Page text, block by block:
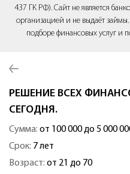
437 ГК РФ). Сайт не является
организацией и не выдаёт
подборе финансовых услуг и
РЕШЕНИЕ ВСЕХ
СЕГОДНЯ.
Сумма: от 100 000 до 5 000
Срок: 7 лет
Возраст: от 21 до 70